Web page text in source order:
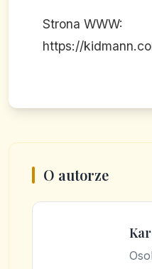
Strona WWW:
https://
O autorze